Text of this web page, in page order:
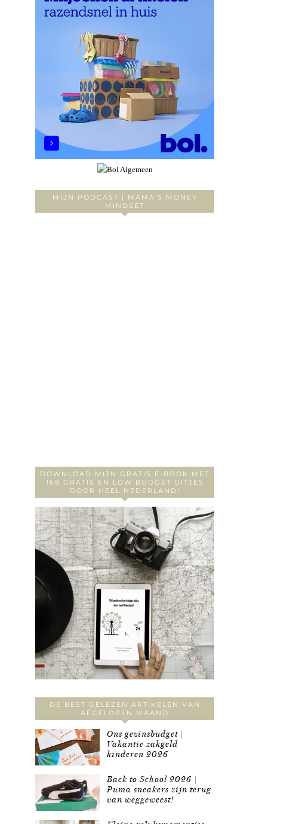
MIJN PODCAST | MAMA’S MONEY
MINDSET
DOWNLOAD MIJN GRATIS E-BOOK MET
168 GRATIS EN LOW BUDGET UITJES
DOOR HEEL NEDERLAND!
DE BEST GELEZEN ARTIKELEN VAN
AFGELOPEN MAAND
Ons gezinsbudget |
Vakantie zakgeld
kinderen 2026
Back to School 2026 |
Puma sneakers zijn terug
van weggeweest!